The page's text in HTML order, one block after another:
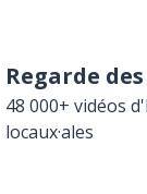
Regarde
48 000+ vidéos
locaux·ales